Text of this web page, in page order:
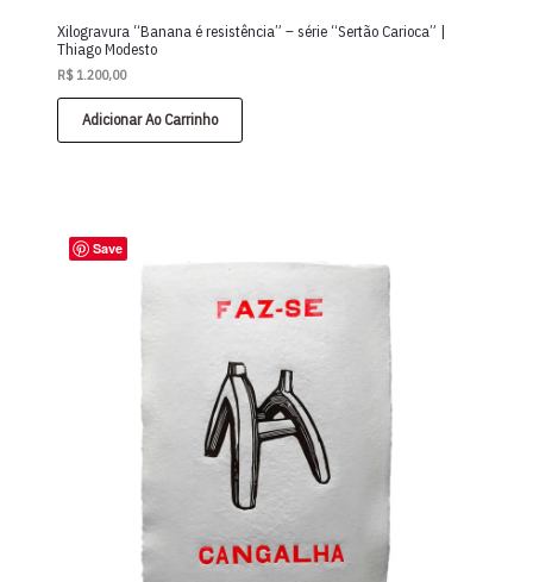
Xilogravura “Banana é resistência” – série “Sertão Carioca” |
Thiago Modesto
R$ 1.200,00
Adicionar Ao Carrinho
Save